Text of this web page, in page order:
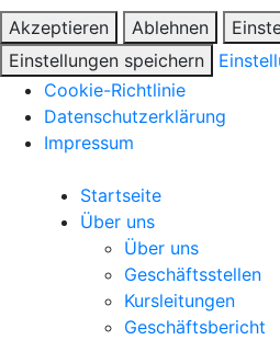
Akzeptieren Ablehnen
Einstellungen speichern
Cookie-Richtlinie
Datenschutzerklärung
Impressum
Startseite
Über uns
Über uns
Geschäftsstellen
Kursleitungen
Geschäftsbericht